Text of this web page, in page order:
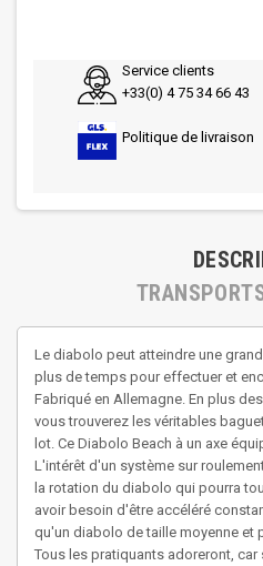
Service clients
+33(0) 4 75 34 66 43
Politique de livraison
Le diabolo peut atteindre une
plus de temps pour effectuer et
Fabriqué en Allemagne. En plus
vous trouverez les véritables
lot. Ce Diabolo Beach à un axe
L'intérêt d'un système sur
la rotation du diabolo qui pourra
avoir besoin d'être accéléré
qu'un diabolo de taille moyenne et
Tous les pratiquants adoreront,